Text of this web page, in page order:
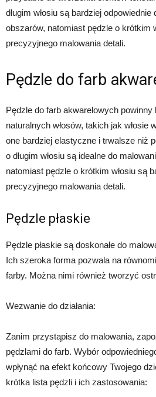
długim włosiu są bardziej
obszarów, natomiast pędzle o krótkim
precyzyjnego malowania detali.
Pędzle do farb
Pędzle do farb akwarelowych
naturalnych włosów, takich jak włosie
one bardziej elastyczne i trwalsze niż
o długim włosiu są idealne do
natomiast pędzle o krótkim włosiu są
precyzyjnego malowania detali.
Pędzle płaskie
Pędzle płaskie są doskonałe do
Ich szeroka forma pozwala na
farby. Można nimi również tworzyć
Wezwanie do działania:
Zanim przystąpisz do malowania,
pędzlami do farb. Wybór
wpłynąć na efekt końcowy Twojego
krótka lista pędzli i ich zastosowania: